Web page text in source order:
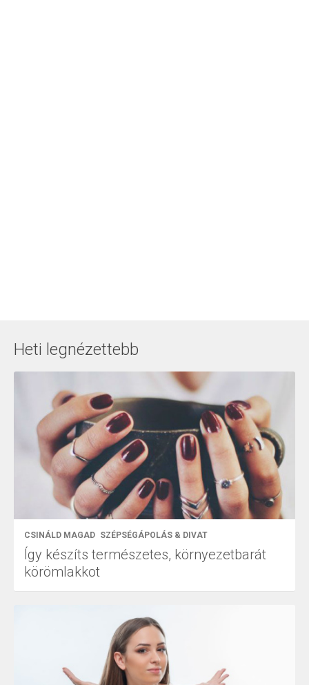
Heti legnézettebb
CSINÁLD MAGAD SZÉPSÉGÁPOLÁS & DIVAT
Így készíts természetes, környezetbarát
körömlakkot